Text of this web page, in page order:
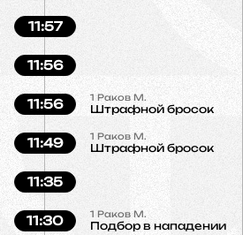
11:57
11:56
1 Раков М.
Штрафной бросок
11:56
1 Раков М.
Штрафной бросок
11:49
11:35
1 Раков М.
Подбор в нападении
11:30